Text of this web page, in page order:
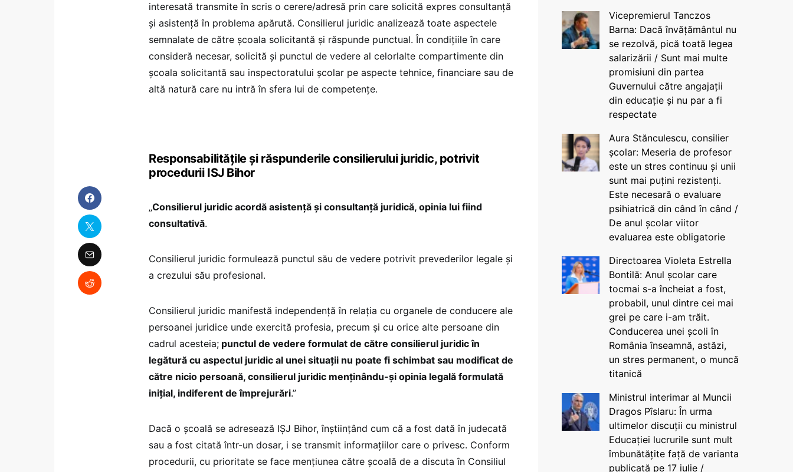
interesată transmite în scris o cerere/adresă prin care solicită expres consultanță
și asistență în problema apărută. Consilierul juridic analizează toate aspectele
semnalate de către școala solicitantă şi răspunde punctual. În condiţiile în care
consideră necesar, solicită şi punctul de vedere al celorlalte compartimente din
școala solicitantă sau inspectoratului școlar pe aspecte tehnice, financiare sau de
altă natură care nu intră în sfera lui de competenţe.
Responsabilitățile și răspunderile consilierului juridic, potrivit
procedurii ISJ Bihor
„Consilierul juridic acordă asistență și consultanţă juridică, opinia lui fiind
consultativă.
Consilierul juridic formulează punctul său de vedere potrivit prevederilor legale şi
a crezului său profesional.
Consilierul juridic manifestă independenţă în relaţia cu organele de conducere ale
persoanei juridice unde exercită profesia, precum şi cu orice alte persoane din
cadrul acesteia; punctul de vedere formulat de către consilierul juridic în
legătură cu aspectul juridic al unei situaţii nu poate fi schimbat sau modificat de
către nicio persoană, consilierul juridic menţinându-şi opinia legală formulată
iniţial, indiferent de împrejurări.”
Dacă o școală se adresează IȘJ Bihor, înștiințând cum că a fost dată în judecată
sau a fost citată într-un dosar, i se transmit informațiilor care o privesc. Conform
procedurii, cu prioritate se face mențiunea către școală de a discuta în Consiliul
Vicepremierul Tanczos
Barna: Dacă învățământul nu
se rezolvă, pică toată legea
salarizării / Sunt mai multe
promisiuni din partea
Guvernului către angajații
din educație și nu par a fi
respectate
Aura Stănculescu, consilier
școlar: Meseria de profesor
este un stres continuu și unii
sunt mai puțini rezistenți.
Este necesară o evaluare
psihiatrică din când în când /
De anul școlar viitor
evaluarea este obligatorie
Directoarea Violeta Estrella
Bontilă: Anul școlar care
tocmai s-a încheiat a fost,
probabil, unul dintre cei mai
grei pe care i-am trăit.
Conducerea unei școli în
România înseamnă, astăzi,
un stres permanent, o muncă
titanică
Ministrul interimar al Muncii
Dragos Pîslaru: În urma
ultimelor discuții cu ministrul
Educației lucrurile sunt mult
îmbunătățite față de varianta
publicată pe 17 iulie /